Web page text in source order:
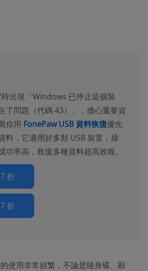
出現「Windows 已停止這個裝
了問題（代碼 43）」，擔心重要資
你用 FonePaw USB 資料恢復優先
料，它適用於多類 USB 裝置，操
功率高，救援多種資料超高效喔。
折
折
使用非常頻繁，不論是隨身碟、顯